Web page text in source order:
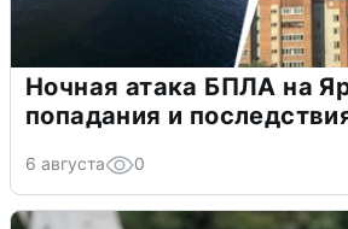
Ночная атака БПЛА на
попадания и
6 августа 0